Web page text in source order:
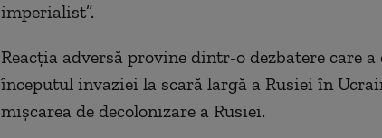
imperialist”.
Reacția adversă provine dintr-o dezbatere care
începutul invaziei la scară largă a Rusiei în
mișcarea de decolonizare a Rusiei.